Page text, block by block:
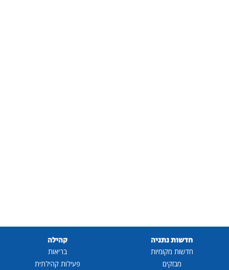
חדשות נתניה
חדשות מקומיות
מבזקים
קהילה
בריאות
פעילות קהילתית